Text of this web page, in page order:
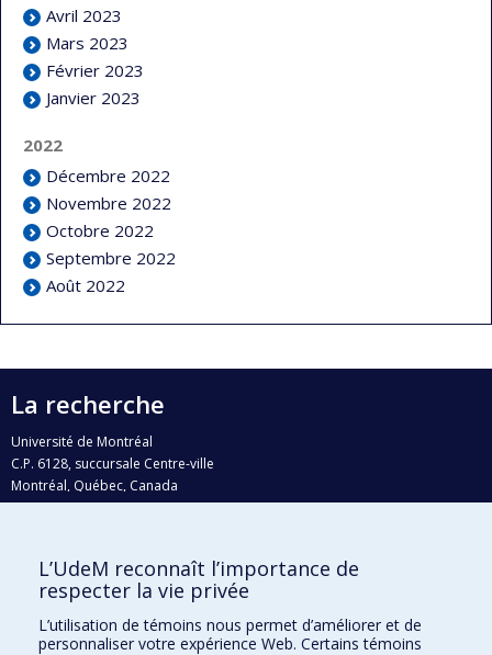
Avril 2023
Mars 2023
Février 2023
Janvier 2023
2022
Décembre 2022
Novembre 2022
Octobre 2022
Septembre 2022
Août 2022
La recherche
Université de Montréal
C.P. 6128, succursale Centre-ville
Montréal, Québec, Canada
H3C 3J7
Qui fait quoi?
Nous trouver
L’UdeM reconnaît l’importance de
respecter la vie privée
L’utilisation de témoins nous permet d’améliorer et de
personnaliser votre expérience Web. Certains témoins